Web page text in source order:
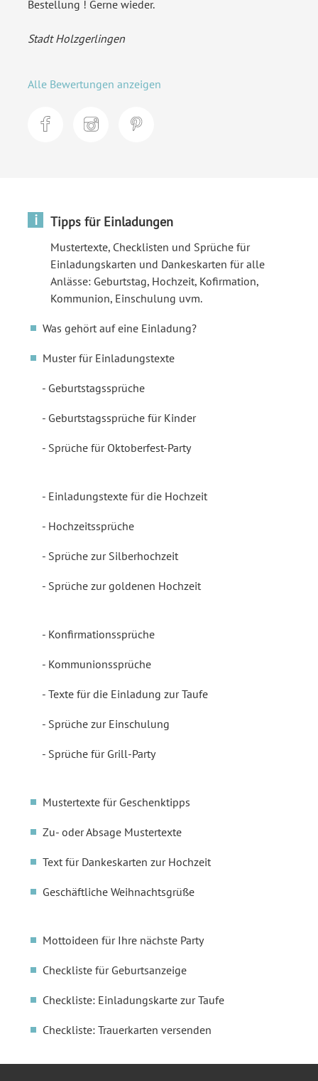
Bestellung ! Gerne wieder.
Stadt Holzgerlingen
Alle Bewertungen anzeigen
i Tipps für Einladungen
Mustertexte, Checklisten und Sprüche für
Einladungskarten und Dankeskarten für alle
Anlässe: Geburtstag, Hochzeit, Kofirmation,
Kommunion, Einschulung uvm.
Was gehört auf eine Einladung?
Muster für Einladungstexte
Geburtstagssprüche
Geburtstagssprüche für Kinder
Sprüche für Oktoberfest-Party
Einladungstexte für die Hochzeit
Hochzeitssprüche
Sprüche zur Silberhochzeit
Sprüche zur goldenen Hochzeit
Konfirmationssprüche
Kommunionssprüche
Texte für die Einladung zur Taufe
Sprüche zur Einschulung
Sprüche für Grill-Party
Mustertexte für Geschenktipps
Zu- oder Absage Mustertexte
Text für Dankeskarten zur Hochzeit
Geschäftliche Weihnachtsgrüße
Mottoideen für Ihre nächste Party
Checkliste für Geburtsanzeige
Checkliste: Einladungskarte zur Taufe
Checkliste: Trauerkarten versenden